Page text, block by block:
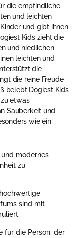
die empfindliche
und leichten
und gibt ihnen
Kids zieht die
und niedlichen
leichten und
die
die reine Freude
belebt Dogiest Kids
etwas
Sauberkeit und
wie ein
und modernes
zu
sind mit
für die Person, der